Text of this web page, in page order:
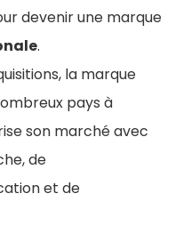
devenir une marque
.
la marque
pays à
son marché avec
de
et de